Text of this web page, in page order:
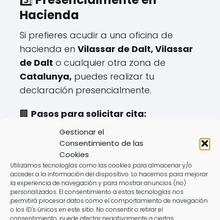
Gestionar el
Consentimiento de las
Cookies
Utilizamos tecnologías como las cookies para almacenar y/o
acceder a la información del dispositivo. Lo hacemos para mejorar
la experiencia de navegación y para mostrar anuncios (no)
personalizados. El consentimiento a estas tecnologías nos
permitirá procesar datos como el comportamiento de navegación
o los ID's únicos en este sitio. No consentir o retirar el
consentimiento, puede afectar negativamente a ciertas
Hacienda
Si prefieres acudir a una oficina de
hacienda en Vilassar de Dalt, Vilassar
de Dalt o cualquier otra zona de
Catalunya, puedes realizar tu
declaración presencialmente.
🏢 Pasos para solicitar cita:
✔️ Disponible hasta el
✔️ Se gestiona a través de la web o
teléfono de laAgencia Tributaria
✔️ Requiere aportar documentación
específica.
⚠️Desventajas: